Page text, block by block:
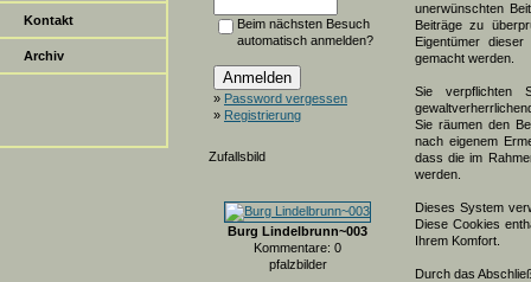
Kontakt
Archiv
Beim nächsten Besuch
automatisch anmelden?
» Password vergessen
» Registrierung
Zufallsbild
Burg Lindelbrunn~003
Kommentare: 0
pfalzbilder
unerwünschten
Beiträge zu
Eigentümer
gemacht werden.
Sie verpflichten
Sie räumen den
nach eigenem
dass die im
werden.
Dieses System
Diese Cookies
Ihrem Komfort.
Durch das